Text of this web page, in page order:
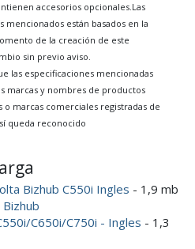
accesorios opcionales.Las
mencionados están basados en la
de la creación de este
sin previo aviso.
las especificaciones mencionadas
marcas y nombres de productos
marcas comerciales registradas de
queda reconocido
Bizhub C550i Ingles - 1,9 mb
C650i/C750i - Ingles - 1,3